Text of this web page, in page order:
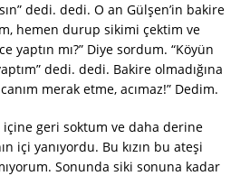
dedi. dedi. O an Gülşen’in bakire
hemen durup sikimi çektim ve
yaptın mı?” Diye sordum. “Köyün
dedi. dedi. Bakire olmadığına
merak etme, acımaz!” Dedim.
içine geri soktum ve daha derine
içi yanıyordu. Bu kızın bu ateşi
Sonunda siki sonuna kadar